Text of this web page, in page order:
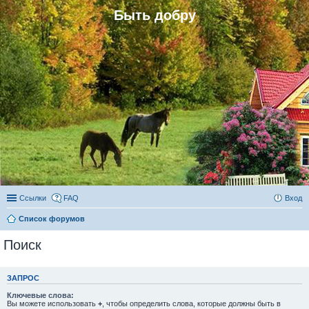
Быть добру
Ссылки FAQ Вход
Список форумов
Поиск
ЗАПРОС
Ключевые слова:
Вы можете использовать + , чтобы определить слова, которые должны быть в